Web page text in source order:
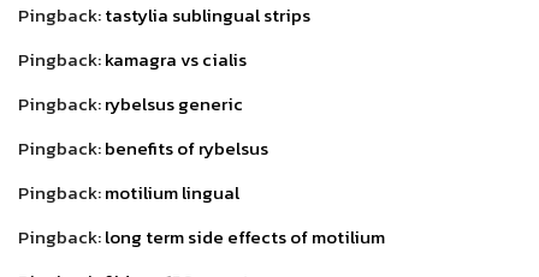
Pingback:tastylia sublingual strips
Pingback:kamagra vs cialis
Pingback:rybelsus generic
Pingback:benefits of rybelsus
Pingback:motilium lingual
Pingback:long term side effects of motilium